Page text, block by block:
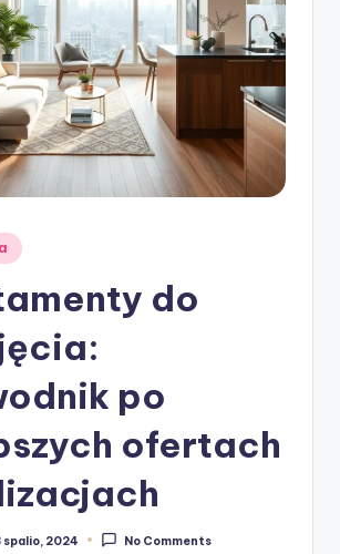
do
po
ofertach
spalio, 2024 No Comments